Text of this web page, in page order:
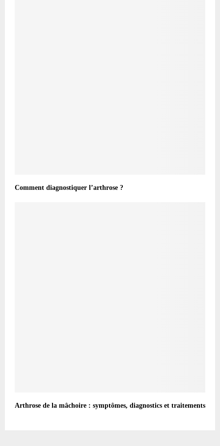
Comment diagnostiquer l’arthrose ?
Arthrose de la mâchoire : symptômes, diagnostics et traitements